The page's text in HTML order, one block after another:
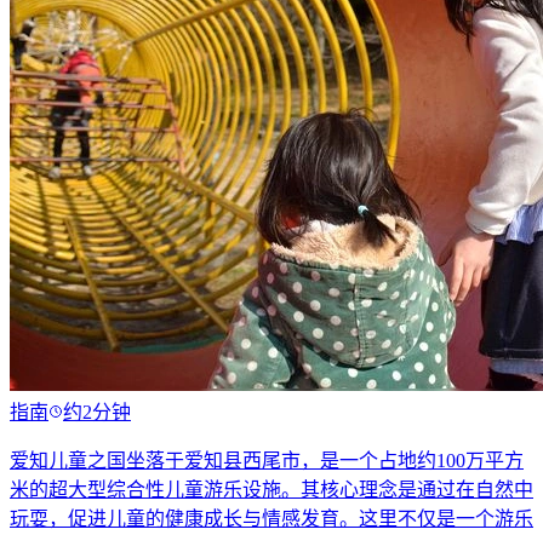
指南 约2分钟
爱知儿童之国坐落于爱知县西尾市，是一个占地约100万平方
米的超大型综合性儿童游乐设施。其核心理念是通过在自然中
玩耍，促进儿童的健康成长与情感发育。这里不仅是一个游乐